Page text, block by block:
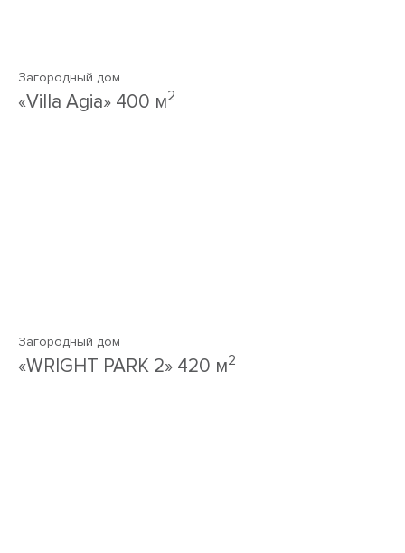
Загородный дом
«Villa Agia» 400 м2
Загородный дом
«WRIGHT PARK 2» 420 м2